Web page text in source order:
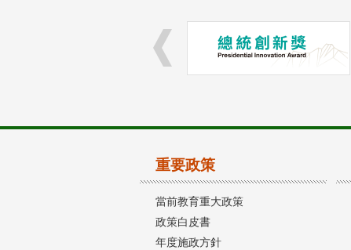
重要政策
當前教育重大政策
政策白皮書
年度施政方針